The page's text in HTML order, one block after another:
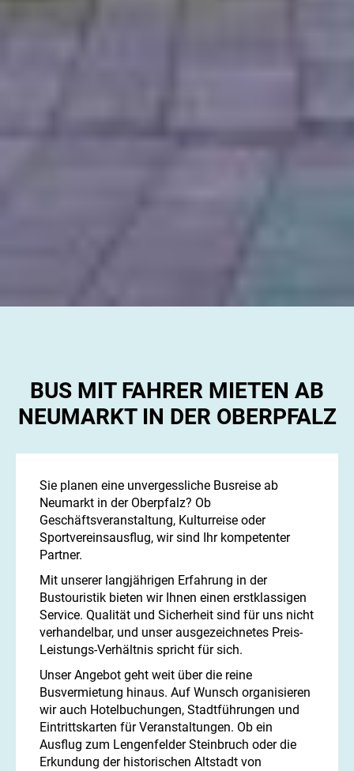
BUS MIT FAHRER MIETEN AB
NEUMARKT IN DER OBERPFALZ
Sie planen eine unvergessliche Busreise ab
Neumarkt in der Oberpfalz? Ob
Geschäftsveranstaltung, Kulturreise oder
Sportvereinsausflug, wir sind Ihr kompetenter
Partner.
Mit unserer langjährigen Erfahrung in der
Bustouristik bieten wir Ihnen einen erstklassigen
Service. Qualität und Sicherheit sind für uns nicht
verhandelbar, und unser ausgezeichnetes Preis-
Leistungs-Verhältnis spricht für sich.
Unser Angebot geht weit über die reine
Busvermietung hinaus. Auf Wunsch organisieren
wir auch Hotelbuchungen, Stadtführungen und
Eintrittskarten für Veranstaltungen. Ob ein
Ausflug zum Lengenfelder Steinbruch oder die
Erkundung der historischen Altstadt von